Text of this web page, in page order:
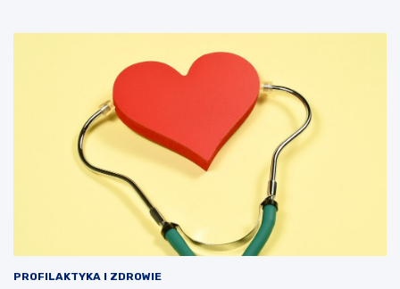
PROFILAKTYKA I ZDROWIE